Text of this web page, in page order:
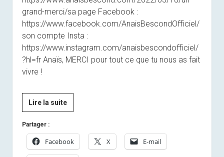
grand-merci/sa page Facebook :
https://www.facebook.com/AnaisBescondOfficiel/
son compte Insta :
https://www.instagram.com/anaisbescondofficiel/
?hl=fr Anaïs, MERCI pour tout ce que tu nous as fait
vivre !
Lire la suiteAnaïs
:
der
des
Partager :
Facebook X E-mail